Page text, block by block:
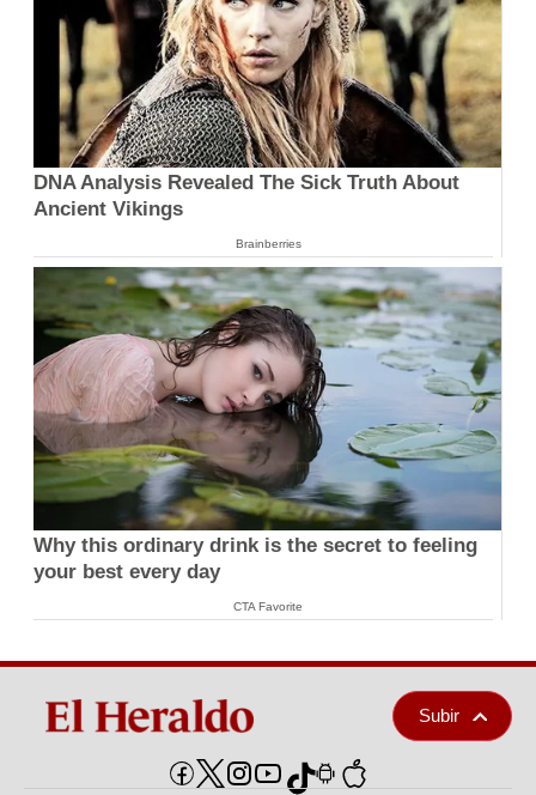
DNA Analysis Revealed The Sick Truth About
Ancient Vikings
Brainberries
Why this ordinary drink is the secret to feeling
your best every day
CTA Favorite
Subir